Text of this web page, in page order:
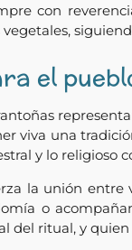
con
el
viva una
y lo religioso
la unión entre
o
del ritual, y